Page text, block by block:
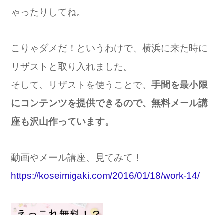
ゃったりしてね。
こりゃダメだ！というわけで、横浜に来た時に
リザストと取り入れました。
そして、リザストを使うことで、 手間を最小限
にコンテンツを提供できるので、無料メール講
座も沢山作っています。
動画やメール講座、見てみて！
https://koseimigaki.com/2016/01/18/work-14/